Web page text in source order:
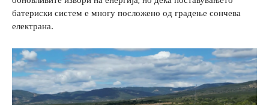
батериски систем е многу посложено од градење сончева
електрана.